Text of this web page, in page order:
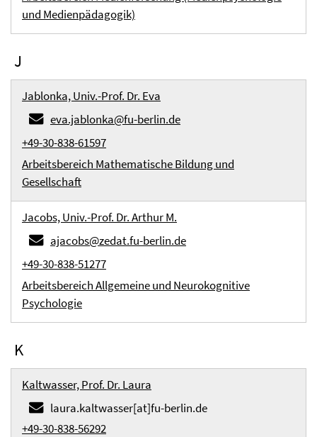
und Medienpädagogik)
J
Jablonka, Univ.-Prof. Dr. Eva
eva.jablonka@fu-berlin.de
+49-30-838-61597
Arbeitsbereich Mathematische Bildung und
Gesellschaft
Jacobs, Univ.-Prof. Dr. Arthur M.
ajacobs@zedat.fu-berlin.de
+49-30-838-51277
Arbeitsbereich Allgemeine und Neurokognitive
Psychologie
K
Kaltwasser, Prof. Dr. Laura
laura.kaltwasser[at]fu-berlin.de
+49-30-838-56292